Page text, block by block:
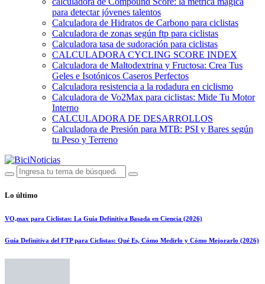
para detectar jóvenes talentos
Calculadora de Hidratos de Carbono para ciclistas
Calculadora de zonas según ftp para ciclistas
Calculadora tasa de sudoración para ciclistas
CALCULADORA CYCLING SCORE INDEX
Calculadora de Maltodextrina y Fructosa: Crea Tus
Geles e Isotónicos Caseros Perfectos
Calculadora resistencia a la rodadura en ciclismo
Calculadora de Vo2Max para ciclistas: Mide Tu Motor
Interno
CALCULADORA DE DESARROLLOS
Calculadora de Presión para MTB: PSI y Bares según
tu Peso y Terreno
Lo último
VO₂max para Ciclistas: La Guía Definitiva Basada en Ciencia (2026)
Guía Definitiva del FTP para Ciclistas: Qué Es, Cómo Medirlo y Cómo Mejorarlo (2026)